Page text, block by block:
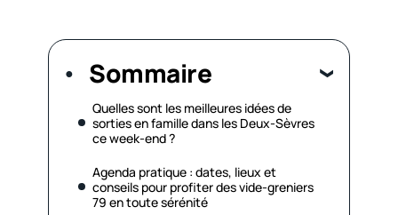
Sommaire
Quelles sont les meilleures idées de
sorties en famille dans les Deux-Sèvres
ce week-end ?
Agenda pratique : dates, lieux et
conseils pour profiter des vide-greniers
79 en toute sérénité